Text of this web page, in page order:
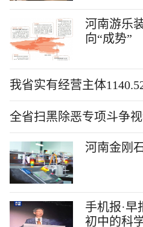
河南游乐
向“成势”
我省实有经营主体
全省扫黑除恶专项斗争
河南金刚
手机报·早
初中的科